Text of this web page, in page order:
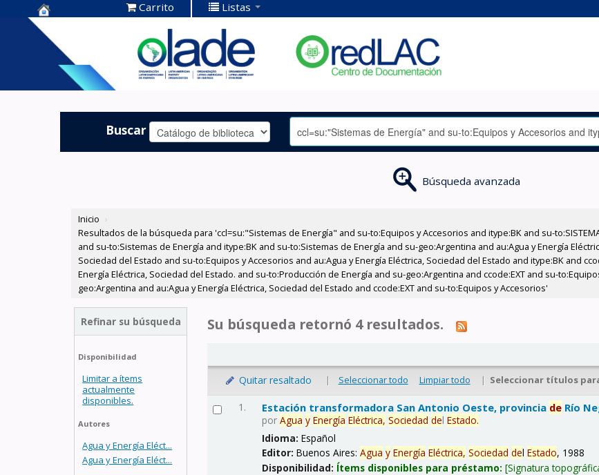
Centro de
Documentación
OLADE -
Carrito Listas
Buscar
Búsqueda avanzada
Inicio ›
Resultados de la búsqueda para 'ccl=su:"Sistemas de Energía" and su-to:Equipos y Accesorios and itype:BK and su-
and su-to:Sistemas de Energía and itype:BK and su-to:Sistemas de Energía and su-geo:Argentina and au:Agua y Energía
Sociedad del Estado and su-to:Equipos y Accesorios and au:Agua y Energía Eléctrica, Sociedad del Estado and itype:BK and
Energía Eléctrica, Sociedad del Estado. and su-to:Producción de Energía and su-geo:Argentina and ccode:EXT and su-
geo:Argentina and au:Agua y Energía Eléctrica, Sociedad del Estado and ccode:EXT and su-to:Equipos y Accesorios'
Refinar su búsqueda
Disponibilidad
Limitar a ítems
actualmente
disponibles.
Autores
Agua y Energía Eléct...
Agua y Energía Eléct...
Su búsqueda retornó 4 resultados.
Quitar resaltado | Seleccionar todo Limpiar todo | Seleccionar títulos
1. Estación transformadora San Antonio Oeste, provincia de Río
porAgua y Energía Eléctrica, Sociedad delEstado.
Idioma:Español
Editor:Buenos Aires:Agua y Energía Eléctrica, Sociedad delEstado, 1988
Disponibilidad: Ítems disponibles para préstamo: Signatura